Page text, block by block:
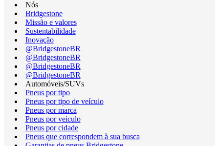
Nós
Bridgestone
Missão e valores
Sustentabilidade
Inovação
@BridgestoneBR
@BridgestoneBR
@BridgestoneBR
@BridgestoneBR
Automóveis/SUVs
Pneus por tipo
Pneus por tipo de veículo
Pneus por marca
Pneus por veículo
Pneus por cidade
Pneus que correspondem à sua busca